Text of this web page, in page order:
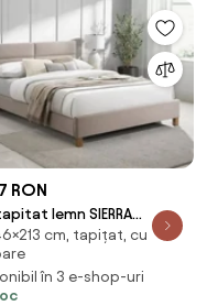
RON
lemn SIERRA
stofa catifelata, bej -
28, so
cm, tapițat, cu
în 3 e-shop-uri